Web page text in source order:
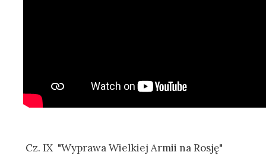
Cz. IX "Wyprawa Wielkiej Armii na Rosję"